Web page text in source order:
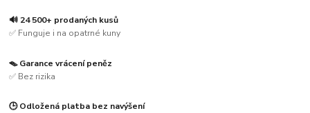
🔊 24 500+ prodaných kusů
✅ Funguje i na opatrné kuny
🪤 Garance vrácení peněz
✅ Bez rizika
🕒 Odložená platba bez navýšení